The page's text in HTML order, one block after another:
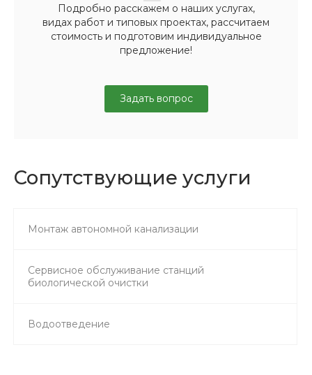
Подробно расскажем о наших услугах,
видах работ и типовых проектах, рассчитаем
стоимость и подготовим индивидуальное
предложение!
Задать вопрос
Сопутствующие услуги
Монтаж автономной канализации
Сервисное обслуживание станций
биологической очистки
Водоотведение